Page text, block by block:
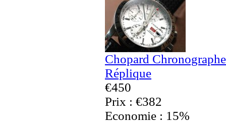
Chopard
Réplique
€450
Prix : €382
Economie : 15%